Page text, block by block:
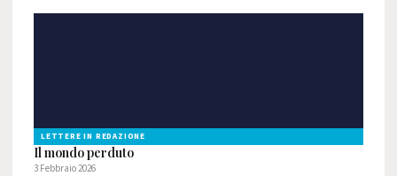
LETTERE IN REDAZIONE
Il mondo perduto
3 Febbraio 2026